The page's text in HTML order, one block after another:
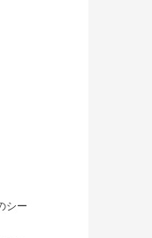
シー